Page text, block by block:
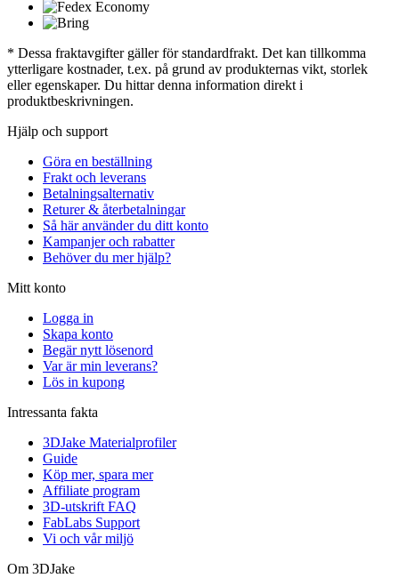
* Dessa fraktavgifter gäller för standardfrakt. Det kan tillkomma
ytterligare kostnader, t.ex. på grund av produkternas vikt, storlek
eller egenskaper. Du hittar denna information direkt i
produktbeskrivningen.
Hjälp och support
Göra en beställning
Frakt och leverans
Betalningsalternativ
Returer & återbetalningar
Så här använder du ditt konto
Kampanjer och rabatter
Behöver du mer hjälp?
Mitt konto
Logga in
Skapa konto
Begär nytt lösenord
Var är min leverans?
Lös in kupong
Intressanta fakta
3DJake Materialprofiler
Guide
Köp mer, spara mer
Affiliate program
3D-utskrift FAQ
FabLabs Support
Vi och vår miljö
Om 3DJake